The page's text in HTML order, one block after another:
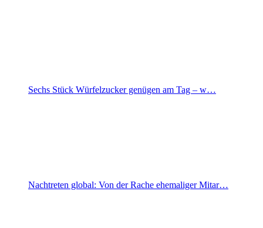
Sechs Stück Würfelzucker genügen am Tag – w…
Nachtreten global: Von der Rache ehemaliger Mitar…